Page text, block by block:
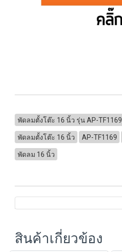
พัดลมตั้งโต๊ะ 16 นิ้ว รุ่น AP-TF1169
พัดลมตั้งโต๊ะ 16 นิ้ว AP-TF1169
พัดลม 16 นิ้ว
สินค้าเกี่ยวข้อง